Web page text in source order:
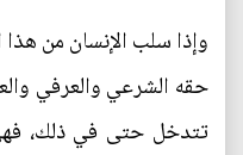
وإذا سلب الإنسان من
حقه الشرعي والعرفي
تتدخل حتى في ذلك،